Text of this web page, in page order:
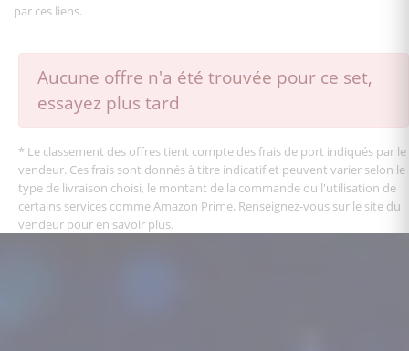
par ces liens.
Aucune offre n'a été trouvée pour ce set,
essayez plus tard
* Le classement des offres tient compte des frais de port indiqués par le
vendeur. Ces frais sont donnés à titre indicatif et peuvent varier selon le
type de livraison choisi, le montant de la commande ou l'utilisation de
certains services comme Amazon Prime. Renseignez-vous sur le site du
vendeur pour en savoir plus.